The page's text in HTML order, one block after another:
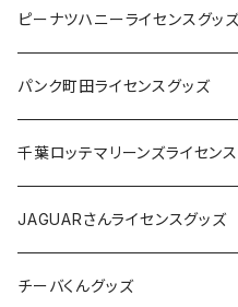
キャップ
ステッカー
缶バッジ
ホテルキーホルダー
ステッカー
缶バッジ
アクリルキーホルダー
ホテルキーホルダー
クリアファイル
ピーナツハニーライセンスグッ
Tシャツ
キャップ
バッグ
ステッカー
パンク町田ライセンスグッズ
Tシャツ
キャップ
バッグ
千葉ロッテマリーンズライセン
ステッカー
ステッカー
缶バッジ
JAGUARさんライセンスグッズ
Tシャツ
チーバくんグッズ